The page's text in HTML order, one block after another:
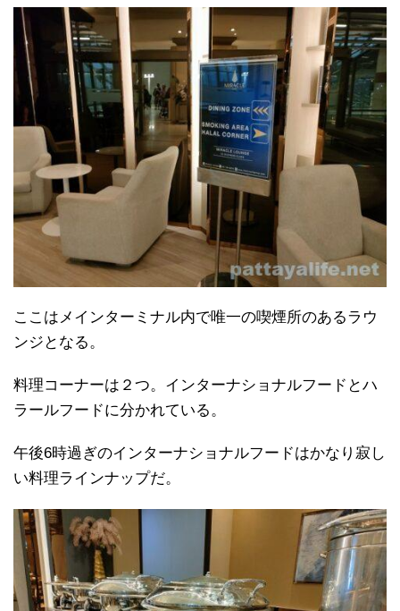
ここはメインターミナル内で唯一の喫煙所のあるラウ
ンジとなる。
料理コーナーは２つ。インターナショナルフードとハ
ラールフードに分かれている。
午後6時過ぎのインターナショナルフードはかなり寂し
い料理ラインナップだ。